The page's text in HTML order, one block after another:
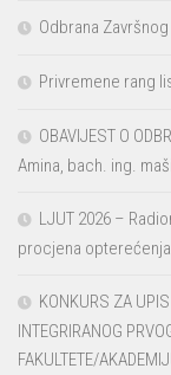
Odbrana
Privremene rang
OBAVIJEST O
Amina, bach. ing.
LJUT 2026 –
procjena
KONKURS ZA
INTEGRIRANOG
FAKULTETE/